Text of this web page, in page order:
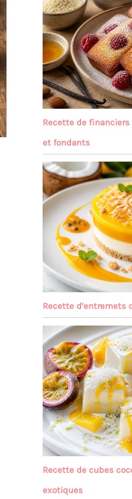
Recette de
et fondants
Recette d’entremets
Recette de cubes
exotiques